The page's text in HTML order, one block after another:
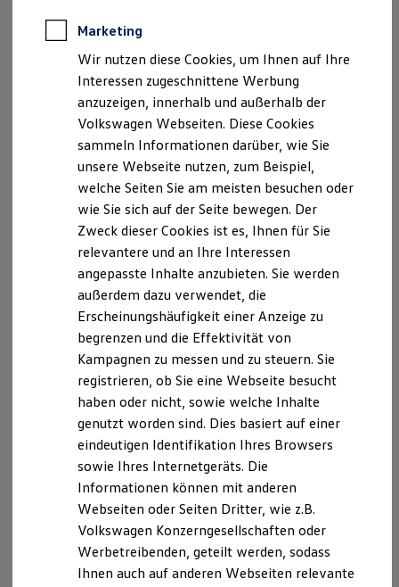
Software, Konnektivität & Apps
California App
VW Connect für Ihren ID. Buzz
VW Connect für Ihren Transporter/Caravelle
VW Connect für Ihren Amarok
VW Connect für andere Modelle
Connect Pro
Fleet Interface Data
Multistop Pathfinder
Übersicht Software Updates
Hilfreiches für Besitzer
Fahrerassistenz- und Sicherheitssysteme
Kontrollleuchten
Kurzfahrprofile und Ölverdünnung
XTL-Dieselkraftstoff
Ersatzteile und Betriebsflüssigkeiten
Original Zubehör und Lifestyle Produkte
myVolkswagen
myVolkswagen Business
Elektrisch & Autonom
Elektro - & Hybridfahrzeuge
Unser Ansatz
Klimafreundlicher Strom
Reichweite & Ladelösungen
Reichweitensimulator
Ladezeitensimulator
Ladelösungen für Privatkunden
Ladelösungen für Gewerbekunden
Wallbox und Ladekabel
Förderung & Kosten der Elektrofahrzeuge
Fördermöglichkeiten für Privatkunden
Fördermöglichkeiten für Gewerbekunden
www.vermittlerregister.info)HalbacAutohaus
Gebundener Versicherungsvertreter nach § 34d Abs. 4
Aufsichtsbehörde:
Industrie- und Handelskammer Magdeburg
Alter Markt 8
39104 Magdeburg
Deutschland
Haftungsausschluss:
Haftung für Inhalte
Die Inhalte unserer Seiten wurden mit größter
Sorgfalt erstellt. Für die Richtigkeit, Vollständigkeit
und Aktualität der Inhalte können wir jedoch keine
Gewähr übernehmen. Als Diensteanbieter sind wir
gemäß § 7 Abs.1 TMG für eigene Inhalte auf diesen
Seiten nach den allgemeinen Gesetzen
verantwortlich. Nach §§ 8 bis 10 TMG sind wir als
Diensteanbieter jedoch nicht verpflichtet,
übermittelte oder gespeicherte fremde
Informationen zu überwachen oder nach Umständen
zu forschen, die auf eine rechtswidrige Tätigkeit
Marketing
Wir nutzen diese Cookies, um Ihnen auf Ihre
Interessen zugeschnittene Werbung
anzuzeigen, innerhalb und außerhalb der
Volkswagen Webseiten. Diese Cookies
sammeln Informationen darüber, wie Sie
unsere Webseite nutzen, zum Beispiel,
welche Seiten Sie am meisten besuchen oder
wie Sie sich auf der Seite bewegen. Der
Zweck dieser Cookies ist es, Ihnen für Sie
relevantere und an Ihre Interessen
angepasste Inhalte anzubieten. Sie werden
außerdem dazu verwendet, die
Erscheinungshäufigkeit einer Anzeige zu
begrenzen und die Effektivität von
Kampagnen zu messen und zu steuern. Sie
registrieren, ob Sie eine Webseite besucht
haben oder nicht, sowie welche Inhalte
genutzt worden sind. Dies basiert auf einer
eindeutigen Identifikation Ihres Browsers
sowie Ihres Internetgeräts. Die
Informationen können mit anderen
Webseiten oder Seiten Dritter, wie z.B.
Volkswagen Konzerngesellschaften oder
Werbetreibenden, geteilt werden, sodass
Ihnen auch auf anderen Webseiten relevante